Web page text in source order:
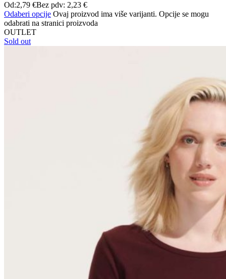
Od:2,79 €Bez pdv: 2,23 €
Odaberi opcije Ovaj proizvod ima više varijanti. Opcije se mogu
odabrati na stranici proizvoda
OUTLET
Sold out